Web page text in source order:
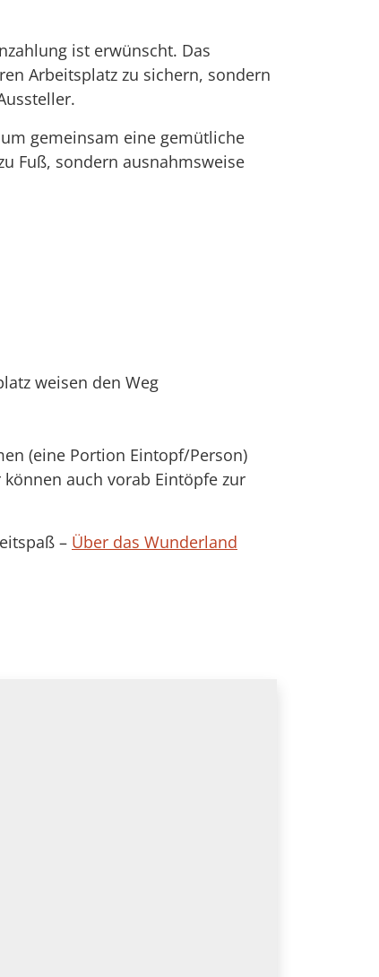
ist erwünscht. Das
Arbeitsplatz zu sichern, sondern
gemeinsam eine gemütliche
Fuß, sondern ausnahmsweise
weisen den Weg
(eine Portion Eintopf/Person)
auch vorab Eintöpfe zur
– Über das Wunderland